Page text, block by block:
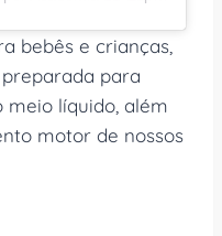
bebês e crianças,
para
líquido, além
motor de nossos